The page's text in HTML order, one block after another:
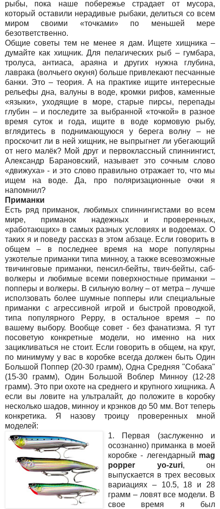
рыбы, пока наше побережье страдает от мусора,
который оставили нерадивые рыбаки, делиться со всем
миром своими «точками» по меньшей мере
безответственно.
Общие советы тем не менее я дам. Ищете хищника –
думайте как хищник. Для пелагических рыб – гумбара,
тролуса, антиаса, араяна и других нужна глубина,
лаврака (волчьего окуня) больше привлекают песчанные
банки. Это – теория. А на практике ищите интересные
рельефы дна, валуны в воде, кромки рифов, каменные
«языки», уходящие в море, старые пирсы, перепады
глубин – и последите за выбранной «точкой» в разное
время суток и года, ищите в воде кормовую рыбу,
вглядитесь в поднимающуюся у берега волну – не
проскочит ли в ней хищник, не выпрыгнет ли убегающий
от него малёк? Мой друг и первоклассный спиннингист,
Александр Барановский, называет это сочным слово
«движуха» - и это слово правильно отражает то, что мы
ищем на воде. Да, про поляризационные очки я
напомнил?
Приманки
Есть ряд приманок, любимых спиннингистами во всем
мире, приманок надежных и проверенных,
«работающих» в самых разных условиях и водоемах. О
таких я и поведу рассказ в этом абзаце. Если говорить в
общем – в последнее время на море популярны
узкотелые приманки типа минноу, а также всевозможные
твичинговые приманки, пенсил-бейты, твич-бейты, саб-
волкеры и любимые всеми поверхностные приманки –
попперы и волкеры. В сильную волну – от метра – лучше
исползовать более шумные попперы или специальные
приманки с агрессивной игрой и быстрой проводкой,
типа популярного Peppy, в остальное время – по
вашему выбору. Вообще совет - без фанатизма. Я тут
посоветую конкретные модели, но именно на них
зацикливаться не стоит. Если говорить в общем, на круг,
по минимуму у вас в коробке всегда должен быть Один
Большой Поппер (20-30 грамм), Одна Средняя "Собака"
(15-30 грамм), Один Большой Воблер Минноу (12-28
грамм). Это при охоте на среднего и крупного хищника. А
если вы ловите на ультралайт, до положите в коробку
несколько шадов, минноу и крэнков до 50 мм. Вот теперь
конкретика. Я назову троицу проверенных мной
моделей:
1. Первая (заслуженно и
осознанно) приманка в моей
коробке - легендарный mag
popper yo-zuri, он
выпускается в трех весовых
вариациях – 10.5, 18 и 28
грамм – ловят все модели. В
свое время я был